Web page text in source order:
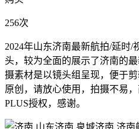
256次
2024年山东济南最新航拍/延时/
头，较为全面的展示了济南的
摄素材是以镜头组呈现，便于
原创，请放心使用，拍摄不易
PLUS授权，感谢。